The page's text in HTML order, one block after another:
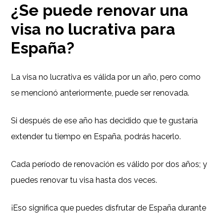
¿Se puede renovar una
visa no lucrativa para
España?
La visa no lucrativa es válida por un año, pero como
se mencionó anteriormente, puede ser renovada.
Si después de ese año has decidido que te gustaría
extender tu tiempo en España, podrás hacerlo.
Cada período de renovación es válido por dos años; y
puedes renovar tu visa hasta dos veces.
¡Eso significa que puedes disfrutar de España durante